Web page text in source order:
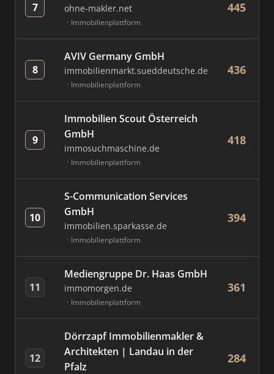
7 ohne-makler.net
Immobilienplattform
445
8
AVIV Germany GmbH
immobilienmarkt.sueddeutsche.de
Immobilienplattform
436
9
Immobilien Scout Österreich
GmbH
immosuchmaschine.de
Immobilienplattform
418
10
S-Communication Services
GmbH
immobilien.sparkasse.de
Immobilienplattform
394
11
Mediengruppe Dr. Haas GmbH
immomorgen.de
Immobilienplattform
361
12
Dörrzapf Immobilienmakler &
Architekten | Landau in der
Pfalz
284